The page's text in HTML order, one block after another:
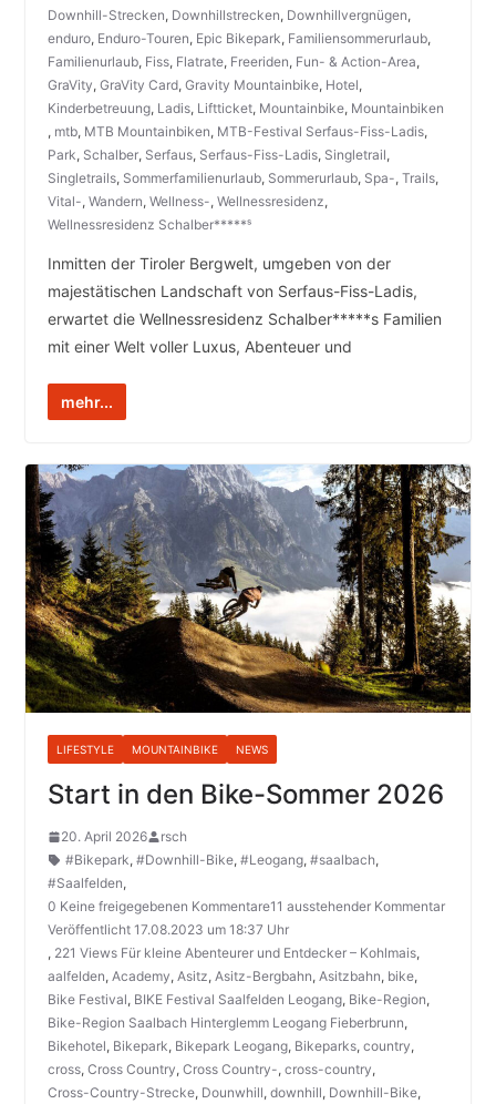
Downhill-Strecken, Downhillstrecken, Downhillvergnügen,
enduro, Enduro-Touren, Epic Bikepark, Familiensommerurlaub,
Familienurlaub, Fiss, Flatrate, Freeriden, Fun- & Action-Area,
GraVity, GraVity Card, Gravity Mountainbike, Hotel,
Kinderbetreuung, Ladis, Liftticket, Mountainbike, Mountainbiken
, mtb, MTB Mountainbiken, MTB-Festival Serfaus-Fiss-Ladis,
Park, Schalber, Serfaus, Serfaus-Fiss-Ladis, Singletrail,
Singletrails, Sommerfamilienurlaub, Sommerurlaub, Spa-, Trails,
Vital-, Wandern, Wellness-, Wellnessresidenz,
Wellnessresidenz Schalber*****ˢ
Inmitten der Tiroler Bergwelt, umgeben von der
majestätischen Landschaft von Serfaus-Fiss-Ladis,
erwartet die Wellnessresidenz Schalber*****s Familien
mit einer Welt voller Luxus, Abenteuer und
mehr...
LIFESTYLE MOUNTAINBIKE NEWS
Start in den Bike-Sommer 2026
20. April 2026
rsch
#Bikepark, #Downhill-Bike, #Leogang, #saalbach,
#Saalfelden,
0 Keine freigegebenen Kommentare11 ausstehender Kommentar
Veröffentlicht 17.08.2023 um 18:37 Uhr
, 221 Views Für kleine Abenteurer und Entdecker – Kohlmais,
aalfelden, Academy, Asitz, Asitz-Bergbahn, Asitzbahn, bike,
Bike Festival, BIKE Festival Saalfelden Leogang, Bike-Region,
Bike-Region Saalbach Hinterglemm Leogang Fieberbrunn,
Bikehotel, Bikepark, Bikepark Leogang, Bikeparks, country,
cross, Cross Country, Cross Country-, cross-country,
Cross-Country-Strecke, Dounwhill, downhill, Downhill-Bike,